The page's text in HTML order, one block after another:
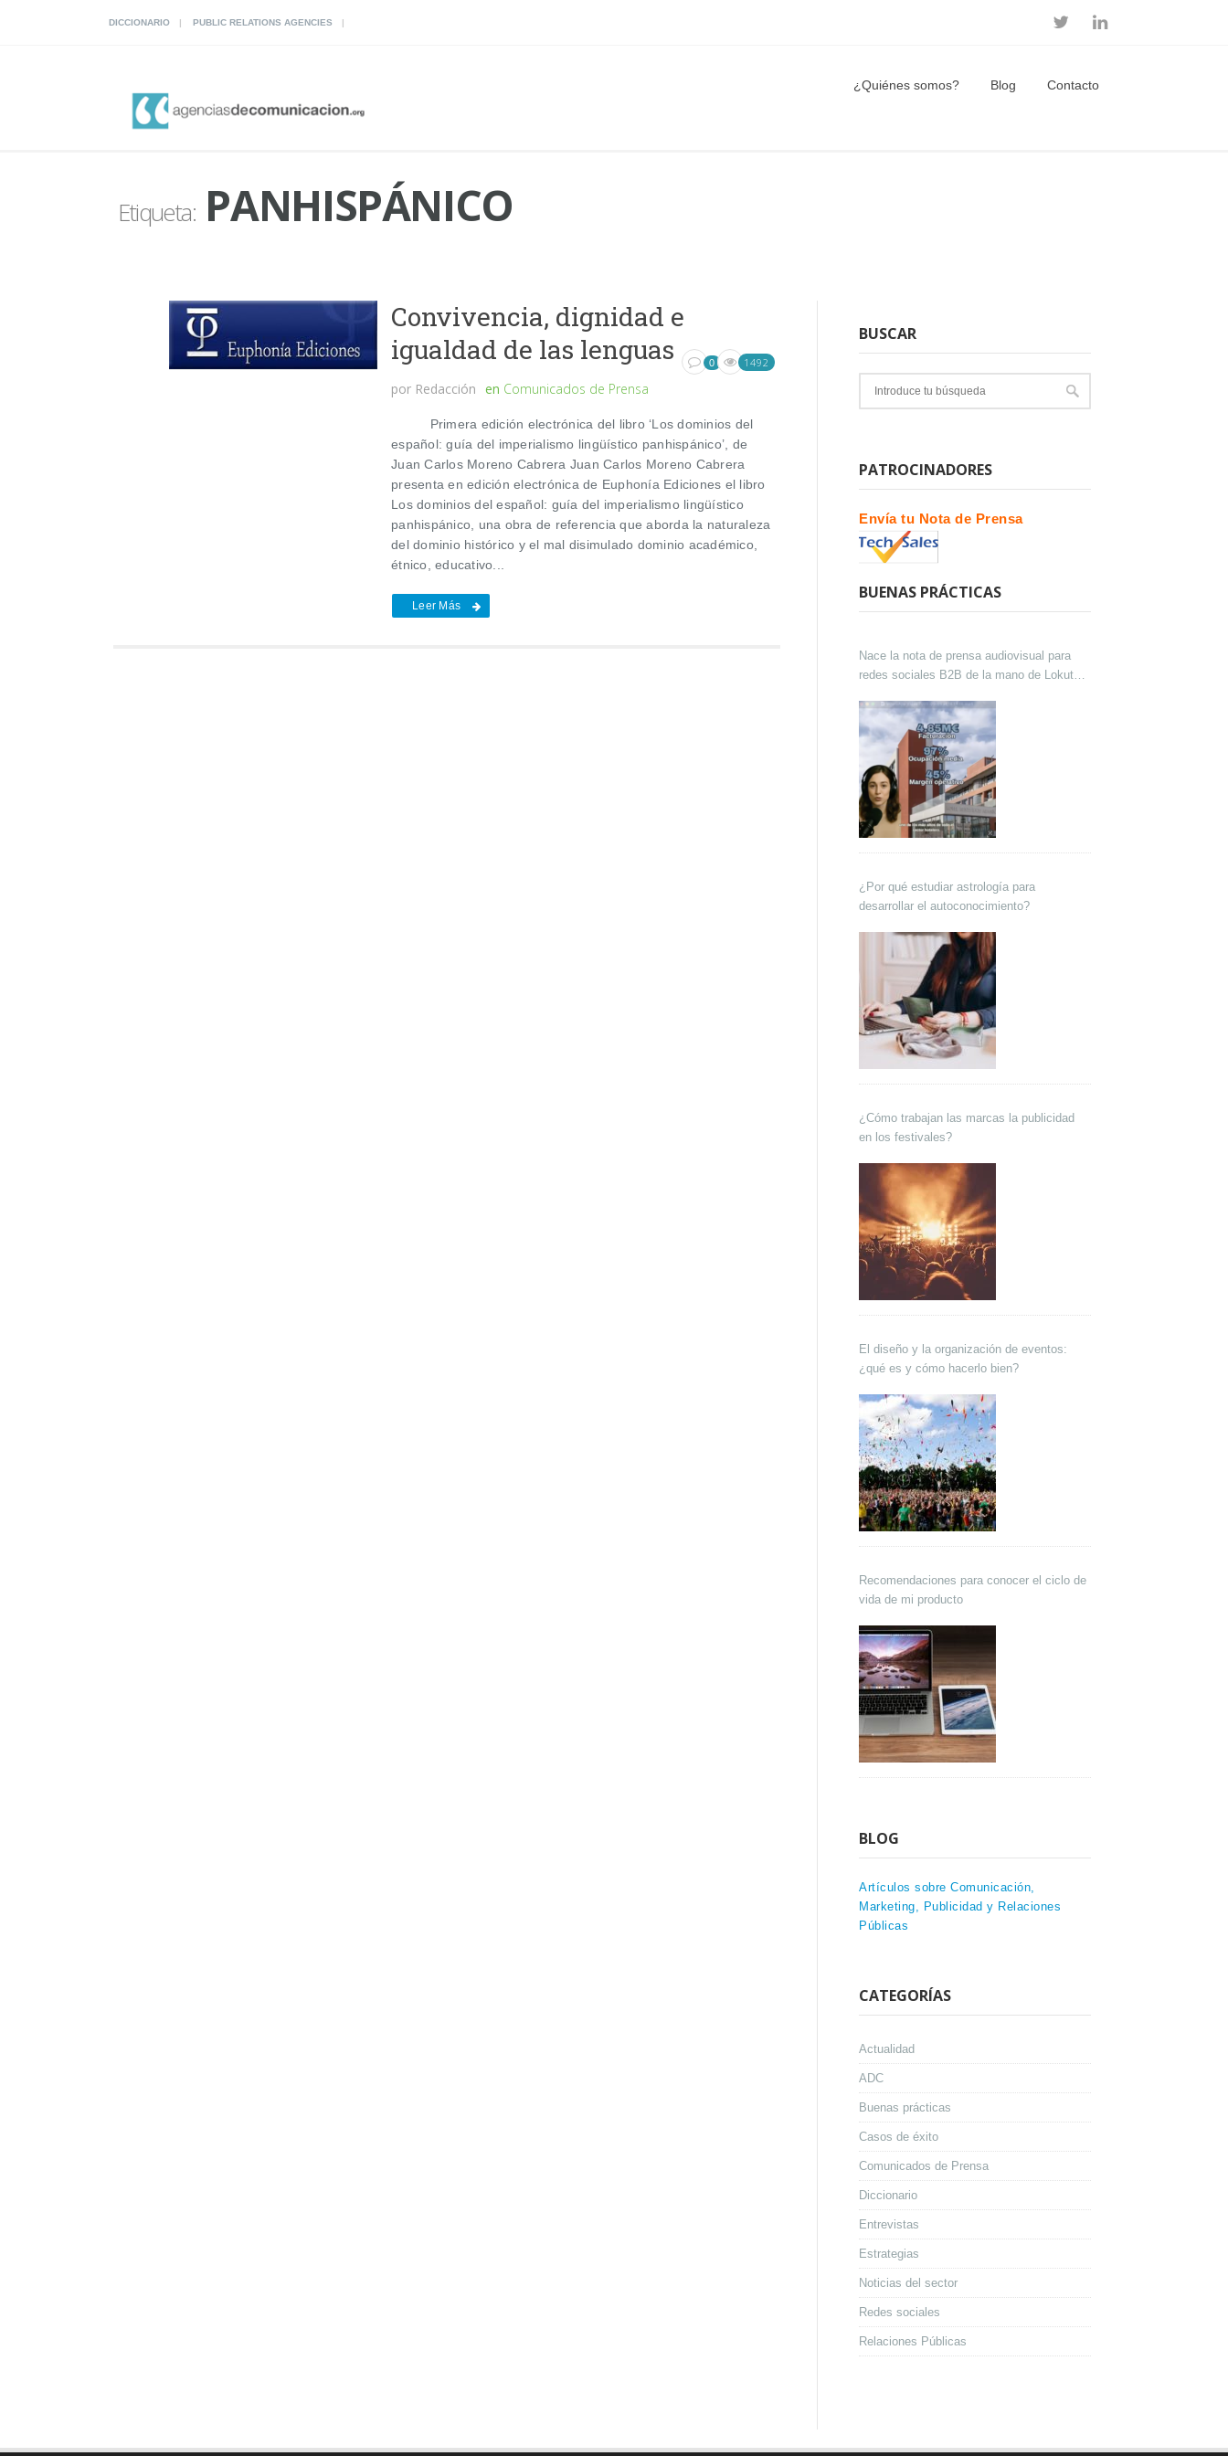
DICCIONARIO PUBLIC RELATIONS AGENCIES
¿Quiénes somos? Blog Contacto
Etiqueta:PANHISPÁNICO
Convivencia, dignidad e
igualdad de las lenguas
por Redacción en Comunicados de Prensa
0 1492
Primera edición electrónica del libro ‘Los dominios del
español: guía del imperialismo lingüístico panhispánico’, de
Juan Carlos Moreno Cabrera Juan Carlos Moreno Cabrera
presenta en edición electrónica de Euphonía Ediciones el libro
Los dominios del español: guía del imperialismo lingüístico
panhispánico, una obra de referencia que aborda la naturaleza
del dominio histórico y el mal disimulado dominio académico,
étnico, educativo...
Leer Más
BUSCAR
PATROCINADORES
Envía tu Nota de Prensa
BUENAS PRÁCTICAS
Nace la nota de prensa audiovisual para
redes sociales B2B de la mano de Lokutor
¿Por qué estudiar astrología para
desarrollar el autoconocimiento?
¿Cómo trabajan las marcas la publicidad
en los festivales?
El diseño y la organización de eventos:
¿qué es y cómo hacerlo bien?
Recomendaciones para conocer el ciclo de
vida de mi producto
BLOG
Artículos sobre Comunicación,
Marketing, Publicidad y Relaciones
Públicas
CATEGORÍAS
Actualidad
ADC
Buenas prácticas
Casos de éxito
Comunicados de Prensa
Diccionario
Entrevistas
Estrategias
Noticias del sector
Redes sociales
Relaciones Públicas